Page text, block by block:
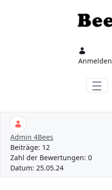
Anmelden
Admin 4Bees
Beiträge: 12
Zahl der Bewertungen: 0
Datum: 25.05.24